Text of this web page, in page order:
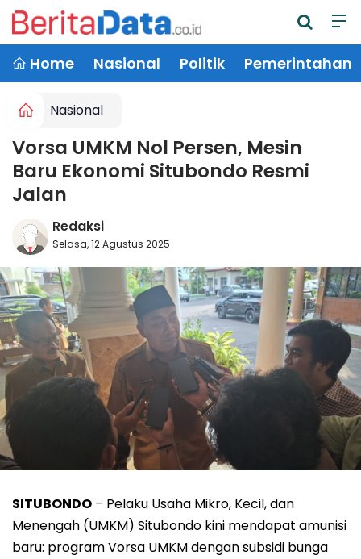
Home Nasional Politik Pemerintahan
Nasional
Vorsa UMKM Nol Persen, Mesin
Baru Ekonomi Situbondo Resmi
Jalan
Redaksi
Selasa, 12 Agustus 2025
SITUBONDO – Pelaku Usaha Mikro, Kecil, dan
Menengah (UMKM) Situbondo kini mendapat amunisi
baru: program Vorsa UMKM dengan subsidi bunga